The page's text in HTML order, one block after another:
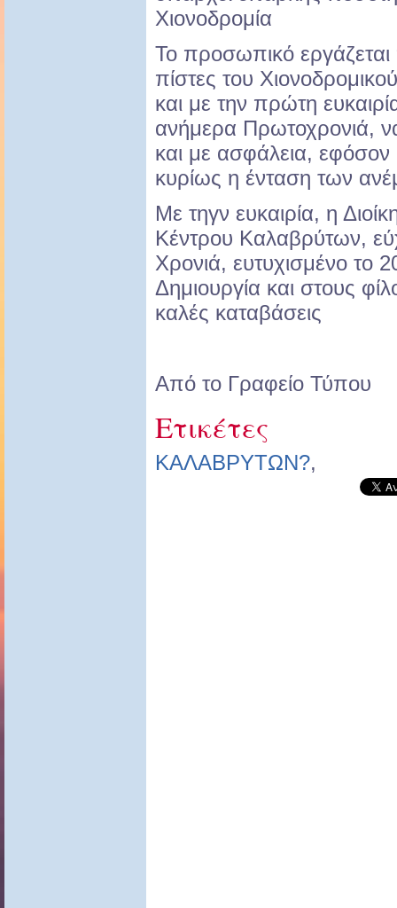
Χιονοδρομία
Το προσωπικό
πίστες του
και με την πρώτη
ανήμερα Πρωτοχρονιά,
και με ασφάλεια, εφόσον
κυρίως η ένταση των
Με τηγν ευκαιρία, η
Κέντρου Καλαβρύτων,
Χρονιά, ευτυχισμένο το
Δημιουργία και στους
καλές καταβάσεις
Από το Γραφείο Τύπου
Ετικέτες
ΚΑΛΑΒΡΥΤΩΝ?,